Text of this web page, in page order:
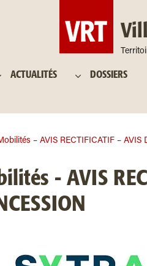
ACTUALITÉS DOSSIERS
– AVIS RECTIFICATIF – AVIS
- AVIS